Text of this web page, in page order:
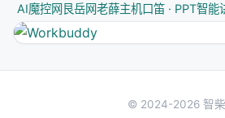
AI魔控网 艮岳网老薛主机口笛 · PPT智能
© 2024-2026 智